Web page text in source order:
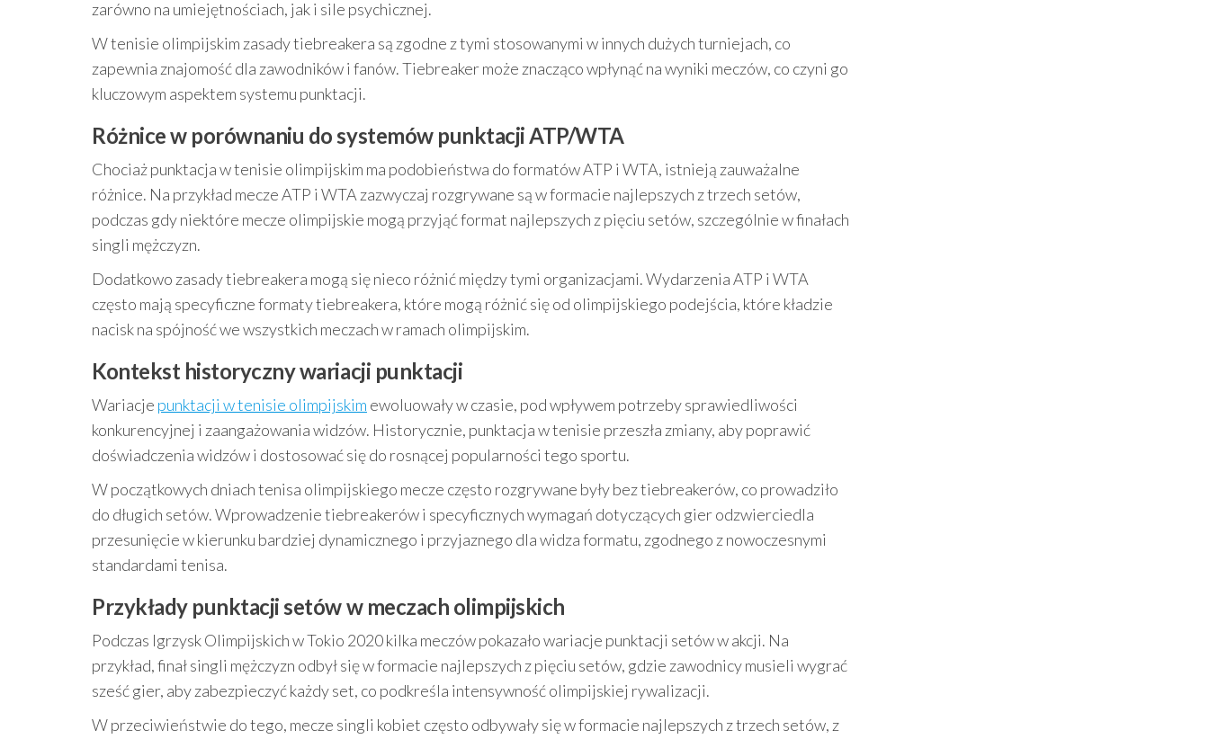
zarówno na umiejętnościach, jak i sile psychicznej.
W tenisie olimpijskim zasady tiebreakera są zgodne z tymi stosowanymi w innych dużych turniejach, co
zapewnia znajomość dla zawodników i fanów. Tiebreaker może znacząco wpłynąć na wyniki meczów, co czyni go
kluczowym aspektem systemu punktacji.
Różnice w porównaniu do systemów punktacji ATP/WTA
Chociaż punktacja w tenisie olimpijskim ma podobieństwa do formatów ATP i WTA, istnieją zauważalne
różnice. Na przykład mecze ATP i WTA zazwyczaj rozgrywane są w formacie najlepszych z trzech setów,
podczas gdy niektóre mecze olimpijskie mogą przyjąć format najlepszych z pięciu setów, szczególnie w finałach
singli mężczyzn.
Dodatkowo zasady tiebreakera mogą się nieco różnić między tymi organizacjami. Wydarzenia ATP i WTA
często mają specyficzne formaty tiebreakera, które mogą różnić się od olimpijskiego podejścia, które kładzie
nacisk na spójność we wszystkich meczach w ramach olimpijskim.
Kontekst historyczny wariacji punktacji
Wariacje punktacji w tenisie olimpijskim ewoluowały w czasie, pod wpływem potrzeby sprawiedliwości
konkurencyjnej i zaangażowania widzów. Historycznie, punktacja w tenisie przeszła zmiany, aby poprawić
doświadczenia widzów i dostosować się do rosnącej popularności tego sportu.
W początkowych dniach tenisa olimpijskiego mecze często rozgrywane były bez tiebreakerów, co prowadziło
do długich setów. Wprowadzenie tiebreakerów i specyficznych wymagań dotyczących gier odzwierciedla
przesunięcie w kierunku bardziej dynamicznego i przyjaznego dla widza formatu, zgodnego z nowoczesnymi
standardami tenisa.
Przykłady punktacji setów w meczach olimpijskich
Podczas Igrzysk Olimpijskich w Tokio 2020 kilka meczów pokazało wariacje punktacji setów w akcji. Na
przykład, finał singli mężczyzn odbył się w formacie najlepszych z pięciu setów, gdzie zawodnicy musieli wygrać
sześć gier, aby zabezpieczyć każdy set, co podkreśla intensywność olimpijskiej rywalizacji.
W przeciwieństwie do tego, mecze singli kobiet często odbywały się w formacie najlepszych z trzech setów, z